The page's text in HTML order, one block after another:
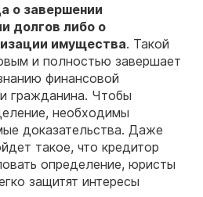
о завершении
долгов либо о
имущества. Такой
и полностью завершает
финансовой
гражданина. Чтобы
необходимы
доказательства. Даже
такое, что кредитор
определение, юристы
защитят интересы